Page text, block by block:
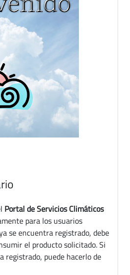
Portal de Servicios Climáticos
para los usuarios
se encuentra registrado, debe
el producto solicitado. Si
registrado, puede hacerlo de